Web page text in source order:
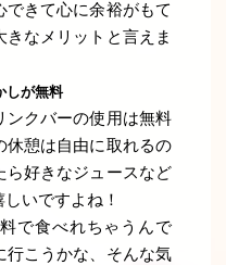
きて心に余裕がもて
なメリットと言えま
しが無料
ンクバーの使用は無料
休憩は自由に取れるの
ら好きなジュースなど
いですよね！
で食べれちゃうんで
行こうかな、そんな気